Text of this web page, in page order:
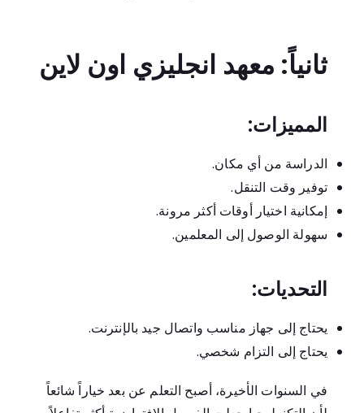
ثانياً: معهد انجليزي اون لاين
المميزات:
الدراسة من أي مكان.
توفير وقت التنقل.
إمكانية اختيار أوقات أكثر مرونة.
سهولة الوصول إلى المعلمين.
التحديات:
يحتاج إلى جهاز مناسب واتصال جيد بالإنترنت.
يحتاج إلى التزام شخصي.
في السنوات الأخيرة، أصبح التعلم عن بعد خياراً شائعاً